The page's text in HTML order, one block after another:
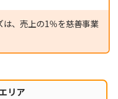
は、売上の1％を慈善事業
リア